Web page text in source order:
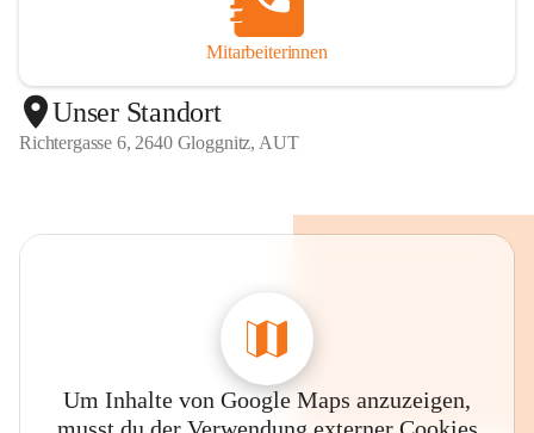
Mitarbeiterinnen
+1
Unser Standort
Richtergasse 6, 2640 Gloggnitz, AUT
Um Inhalte von Google Maps anzuzeigen,